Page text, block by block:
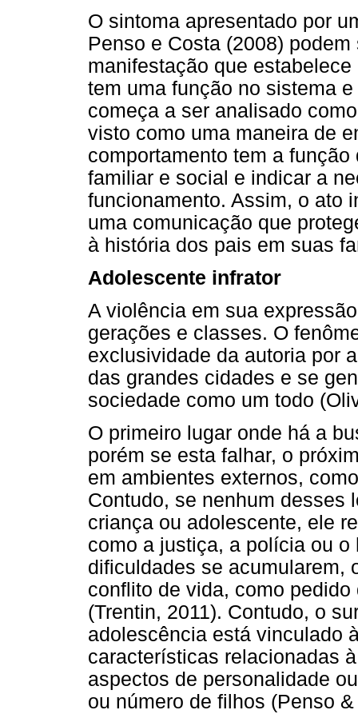
O sintoma apresentado por
Penso e Costa (2008)
manifestação que
tem uma função no sistema
começa a ser analisado
visto como uma maneira de
comportamento tem a
familiar e social e indicar a
funcionamento. Assim, o ato
uma comunicação que
à história dos pais em suas
Adolescente infrator
A violência em sua
gerações e classes. O
exclusividade da autoria por
das grandes cidades e se
sociedade como um todo
O primeiro lugar onde há a
porém se esta falhar, o
em ambientes externos,
Contudo, se nenhum desses
criança ou adolescente, ele
como a justiça, a polícia ou
dificuldades se acumularem,
conflito de vida, como
(Trentin, 2011). Contudo, o
adolescência está vinculado
características relacionadas
aspectos de personalidade
ou número de filhos (Penso